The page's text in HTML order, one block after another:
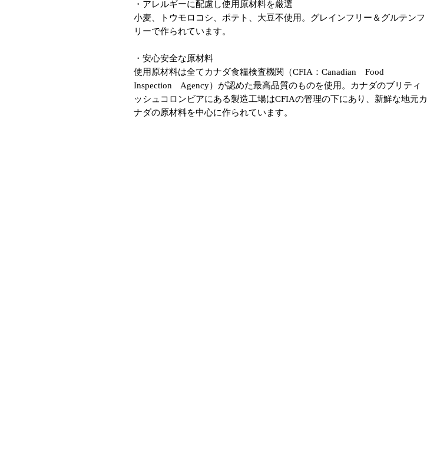
・アレルギーに配慮し使用原材料を厳選
小麦、トウモロコシ、ポテト、大豆不使用。グレインフリー＆グルテンフ
リーで作られています。
・安心安全な原材料
使用原材料は全てカナダ食糧検査機関（CFIA：Canadian Food
Inspection Agency）が認めた最高品質のものを使用。カナダのブリティ
ッシュコロンビアにある製造工場はCFIAの管理の下にあり、新鮮な地元カ
ナダの原材料を中心に作られています。